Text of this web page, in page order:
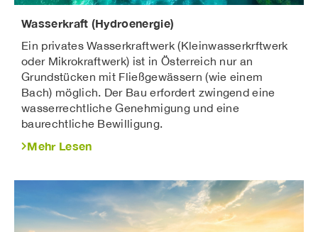
Wasserkraft (Hydroenergie)
Ein privates Wasserkraftwerk (Kleinwasserkrftwerk
oder Mikrokraftwerk) ist in Österreich nur an
Grundstücken mit Fließgewässern (wie einem
Bach) möglich. Der Bau erfordert zwingend eine
wasserrechtliche Genehmigung und eine
baurechtliche Bewilligung.
Mehr Lesen